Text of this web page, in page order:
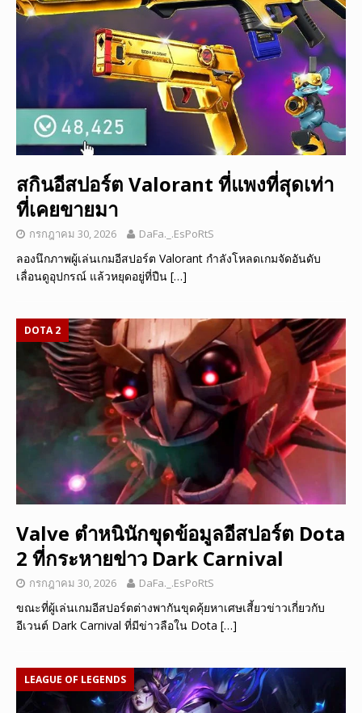
สกินอีสปอร์ต Valorant ที่แพงที่สุดเท่า
ที่เคยขายมา
กรกฎาคม 30, 2026 DaFa._.EsPoRtS
ลองนึกภาพผู้เล่นเกมอีสปอร์ต Valorant กำลังโหลดเกมจัดอันดับ
เลื่อนดูอุปกรณ์ แล้วหยุดอยู่ที่ปืน […]
DOTA 2
Valve ตำหนินักขุดข้อมูลอีสปอร์ต Dota
2 ที่กระหายข่าว Dark Carnival
กรกฎาคม 30, 2026 DaFa._.EsPoRtS
ขณะที่ผู้เล่นเกมอีสปอร์ตต่างพากันขุดคุ้ยหาเศษเสี้ยวข่าวเกี่ยวกับ
อีเวนต์ Dark Carnival ที่มีข่าวลือใน Dota […]
LEAGUE OF LEGENDS